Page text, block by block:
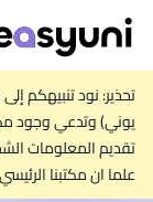
تحذير: نود تنبيهكم
يوني) وتدعي وجود
تقديم المعلومات
علما ان مكتبنا